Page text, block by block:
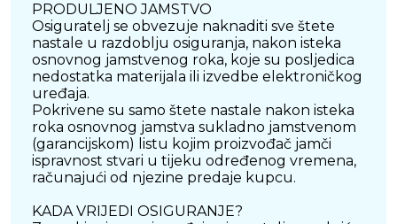
PRODULJENO JAMSTVO
Osiguratelj se obvezuje naknaditi sve štete
nastale u razdoblju osiguranja, nakon isteka
osnovnog jamstvenog roka, koje su posljedica
nedostatka materijala ili izvedbe elektroničkog
uređaja.
Pokrivene su samo štete nastale nakon isteka
roka osnovnog jamstva sukladno jamstvenom
(garancijskom) listu kojim proizvođač jamči
ispravnost stvari u tijeku određenog vremena,
računajući od njezine predaje kupcu.
KADA VRIJEDI OSIGURANJE?